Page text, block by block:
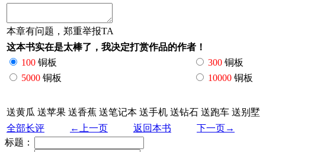
本章有问题，郑重举报TA
这本书实在是太棒了，我决定打赏作品的作者！
100 铜板 300 铜板
5000 铜板 10000 铜板
送黄瓜 送苹果 送香蕉 送笔记本 送手机 送钻石 送跑车 送别墅
全部长评
←上一页 返回本书
下一页→
标题：